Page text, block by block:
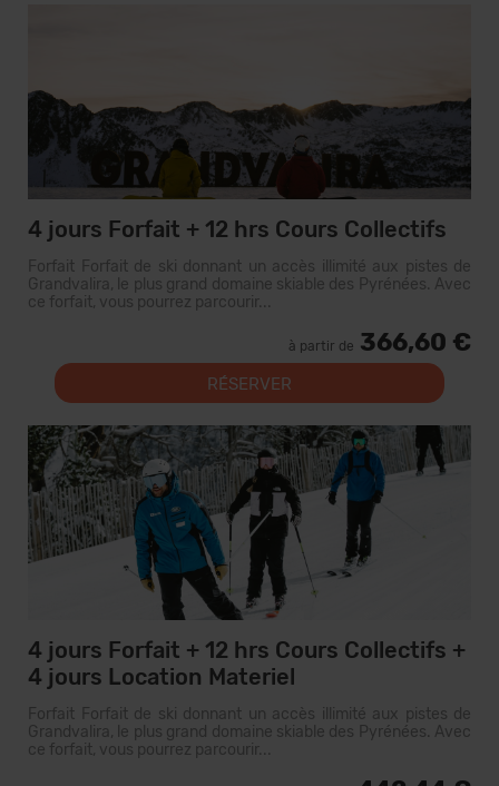
4 jours Forfait + 12 hrs Cours Collectifs
Forfait Forfait de ski donnant un accès illimité aux pistes de
Grandvalira, le plus grand domaine skiable des Pyrénées. Avec
ce forfait, vous pourrez parcourir...
à partir de 366,60 €
RÉSERVER
4 jours Forfait + 12 hrs Cours Collectifs +
4 jours Location Materiel
Forfait Forfait de ski donnant un accès illimité aux pistes de
Grandvalira, le plus grand domaine skiable des Pyrénées. Avec
ce forfait, vous pourrez parcourir...